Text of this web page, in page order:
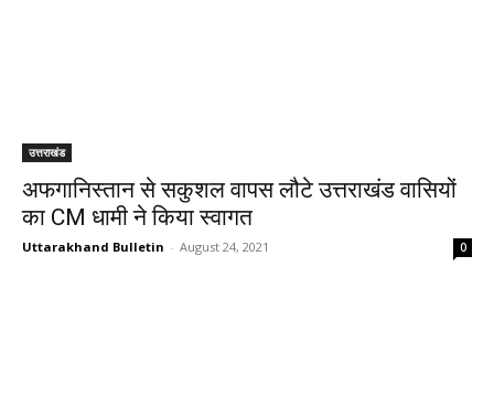
उत्तराखंड
अफगानिस्तान से सकुशल वापस लौटे उत्तराखंड वासियों
का CM धामी ने किया स्वागत
Uttarakhand Bulletin - August 24, 2021 0